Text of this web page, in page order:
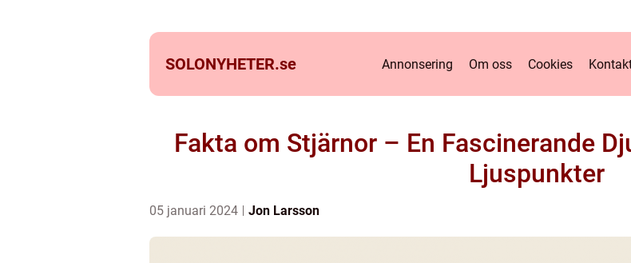
SOLONYHETER.se Annonsering Om oss Cookies
Fakta om Stjärnor – En Fascinerande
Ljuspunkter
05 januari 2024 Jon Larsson